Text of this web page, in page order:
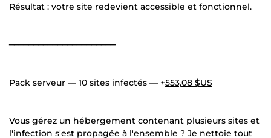
Résultat : votre site redevient accessible et fonctionnel.
━━━━━━━━━━━━━━━━━━━━━━
Pack serveur — 10 sites infectés — +553,08 $US
Vous gérez un hébergement contenant plusieurs sites et
l'infection s'est propagée à l'ensemble ? Je nettoie tout